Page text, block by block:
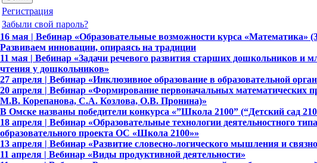
Регистрация
Забыли свой пароль?
16 мая | Вебинар «Образовательные возможности курса «Математика»
Развиваем инновации, опираясь на традиции
11 мая | Вебинар «Задачи речевого развития старших дошкольников
чтения у дошкольников»
27 апреля | Вебинар «Инклюзивное образование в образовательной
20 апреля | Вебинар «Формирование первоначальных математических
М.В. Корепанова, С.А. Козлова, О.В. Пронина)»
В Омске названы победители конкурса «”Школа 2100” (“Детский сад
18 апреля | Вебинар «Образовательные технологии деятельностного
образовательного проекта ОС «Школа 2100»»
13 апреля | Вебинар «Развитие словесно-логического мышления и
11 апреля | Вебинар «Виды продуктивной деятельности»